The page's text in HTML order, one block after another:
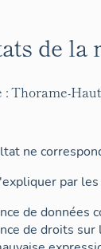
de la
: Thorame-
ne
par
de données
de droits